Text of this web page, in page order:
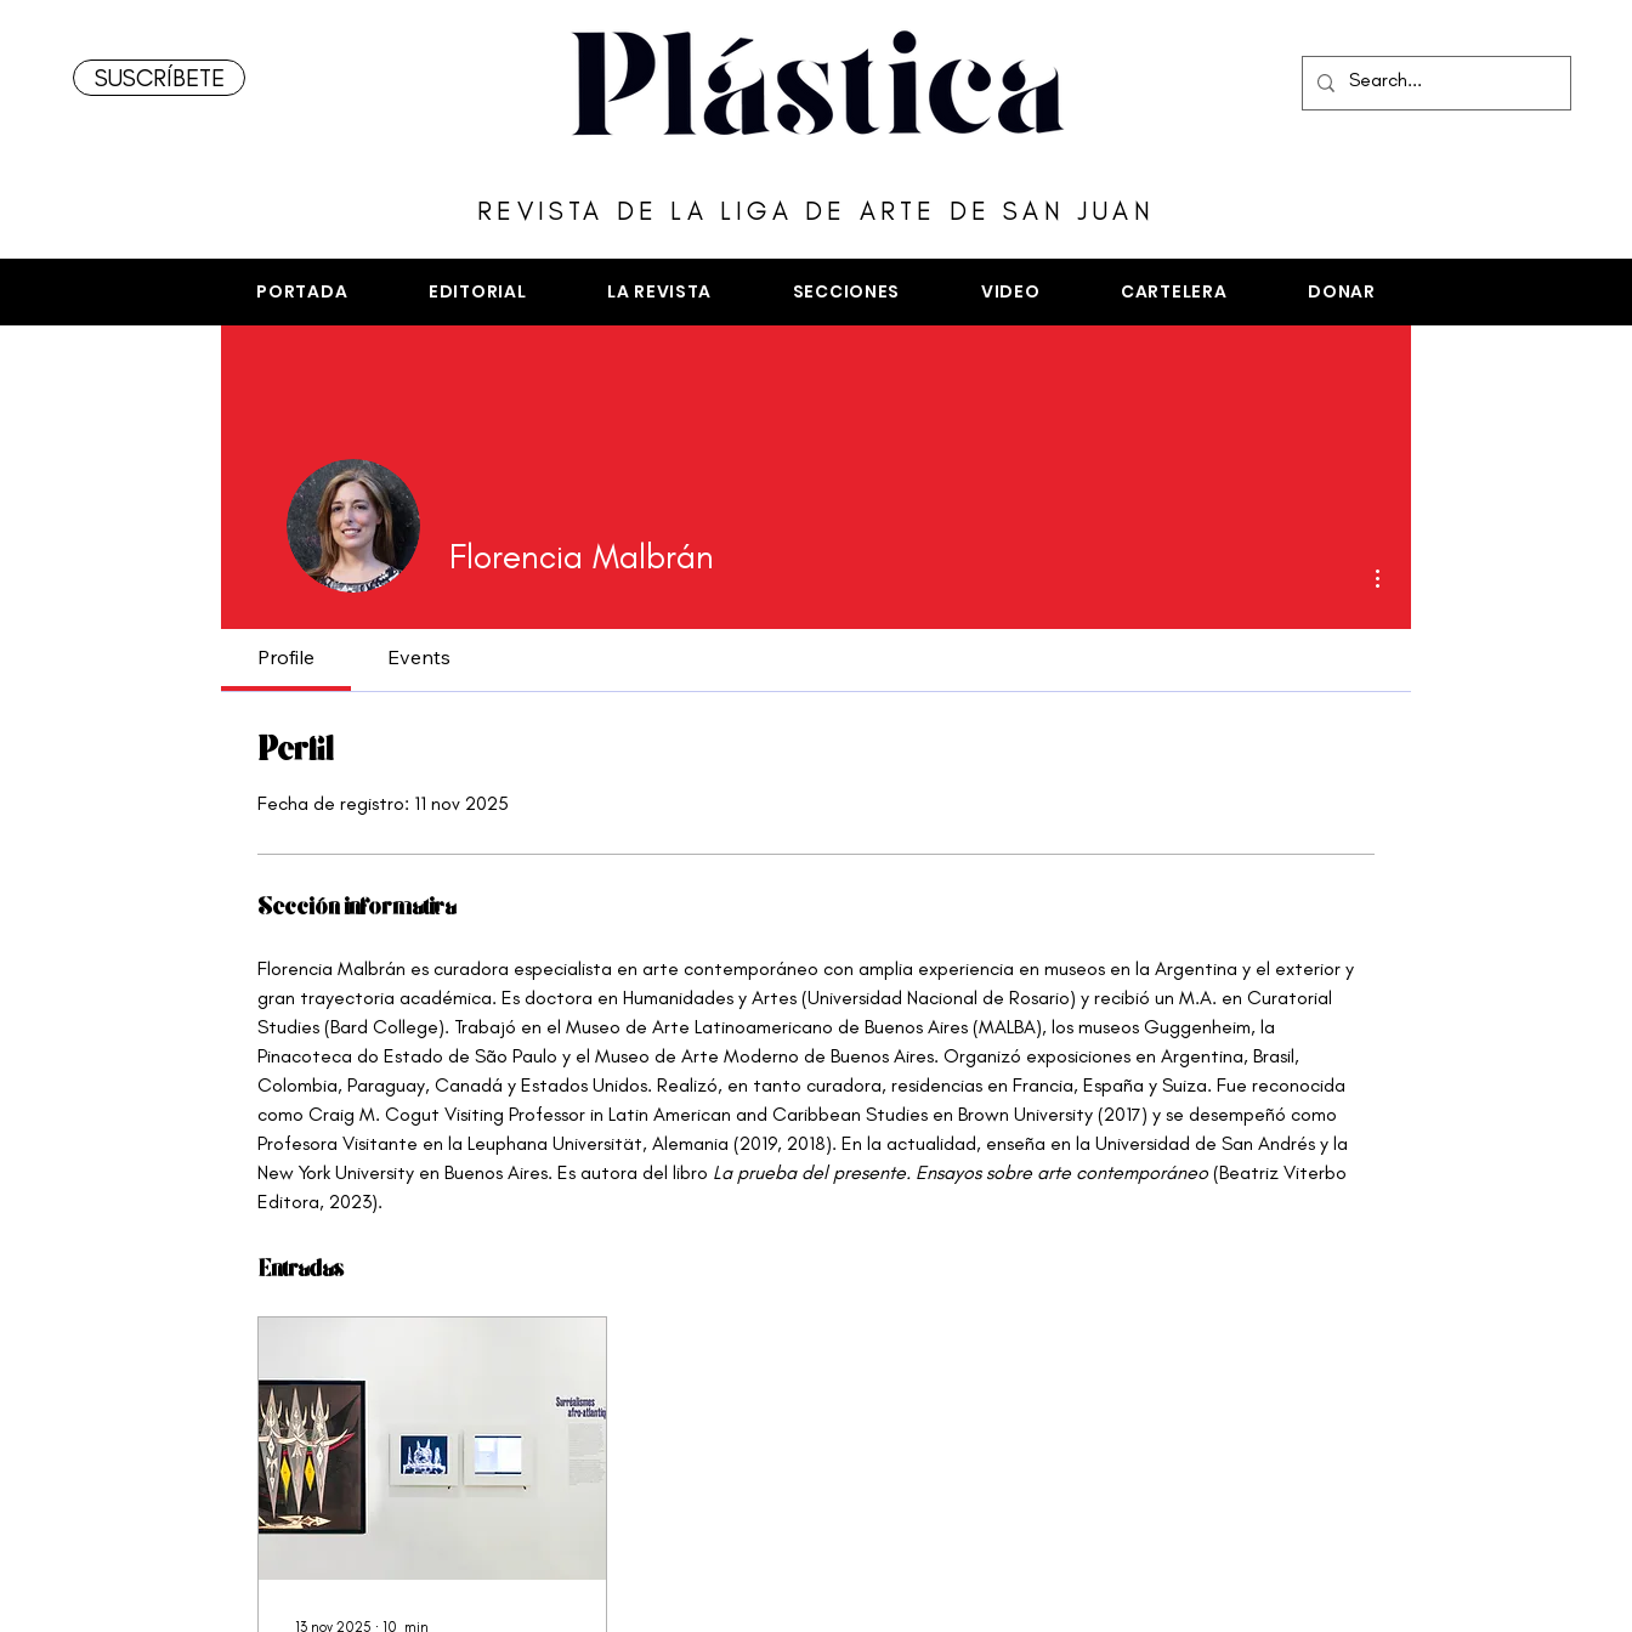
SUSCRÍBETE
REVISTA DE LA LIGA DE ARTE DE SAN JUAN
PORTADA EDITORIAL LA REVISTA SECCIONES VIDEO CARTELERA DONAR
Florencia Malbrán
Profile Events
Perfil
Fecha de registro: 11 nov 2025
Sección informativa
Florencia Malbrán es curadora especialista en arte contemporáneo con amplia experiencia en museos en la Argentina y el exterior y
gran trayectoria académica. Es doctora en Humanidades y Artes (Universidad Nacional de Rosario) y recibió un M.A. en Curatorial
Studies (Bard College). Trabajó en el Museo de Arte Latinoamericano de Buenos Aires (MALBA), los museos Guggenheim, la
Pinacoteca do Estado de São Paulo y el Museo de Arte Moderno de Buenos Aires. Organizó exposiciones en Argentina, Brasil,
Colombia, Paraguay, Canadá y Estados Unidos. Realizó, en tanto curadora, residencias en Francia, España y Suiza. Fue reconocida
como Craig M. Cogut Visiting Professor in Latin American and Caribbean Studies en Brown University (2017) y se desempeñó como
Profesora Visitante en la Leuphana Universität, Alemania (2019, 2018). En la actualidad, enseña en la Universidad de San Andrés y la
New York University en Buenos Aires. Es autora del libro La prueba del presente. Ensayos sobre arte contemporáneo (Beatriz Viterbo
Editora, 2023).
Entradas
13 nov 2025 ∙ 10 min